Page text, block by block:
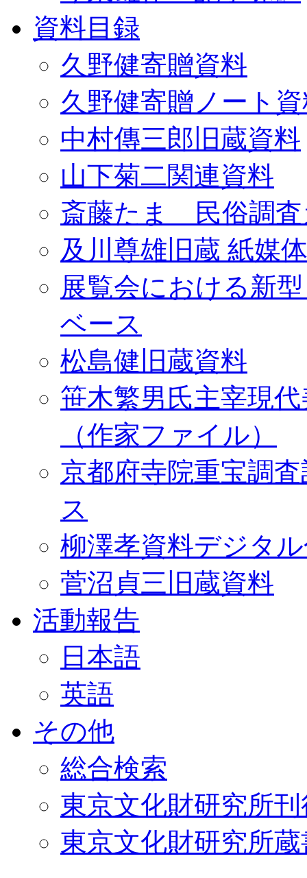
資料目録
久野健寄贈資料
久野健寄贈ノート
中村傳三郎旧蔵資料
山下菊二関連資料
斎藤たま 民俗調査
及川尊雄旧蔵 紙媒
展覧会における新
ベース
松島健旧蔵資料
笹木繁男氏主宰現
（作家ファイル）
京都府寺院重宝調
ス
柳澤孝資料デジタ
菅沼貞三旧蔵資料
活動報告
日本語
英語
その他
総合検索
東京文化財研究所
東京文化財研究所